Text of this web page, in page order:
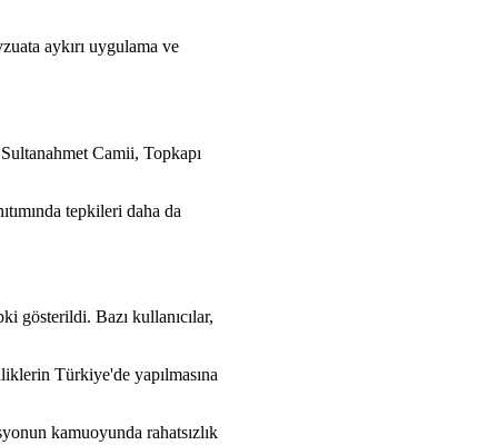
aykırı uygulama ve
Camii, Topkapı
tepkileri daha da
gösterildi. Bazı kullanıcılar,
Türkiye'de yapılmasına
kamuoyunda rahatsızlık